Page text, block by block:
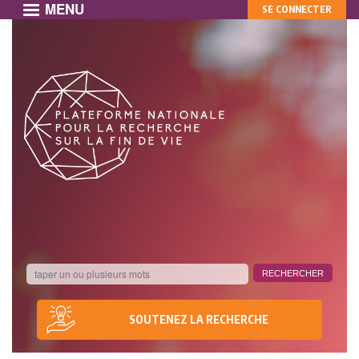
principal
MENU
SOUTENEZ LA RECHERCHE
MON
COMPTE
SE CONNECTER